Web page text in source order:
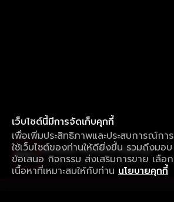
เว็บไซต์นี้มีการจัดเก็บคุกกี้
เพื่อเพิ่มประสิทธิภาพและประสบการณ์การ
ใช้เว็บไซต์ของท่านให้ดียิ่งขึ้น รวมถึงมอบ
ข้อเสนอ กิจกรรม ส่งเสริมการขาย เลือก
เนื้อหาที่เหมาะสมให้กับท่าน นโยบายคุกกี้
ใช้งานแอป ลื่นไหลกว่า ไม่มีสะดุด
ดาวน์โหลดแอปเพื่อการรับชมที่ดีกว่า